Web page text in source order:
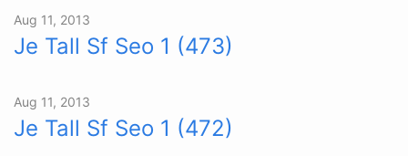
Aug 11, 2013
Je Tall Sf Seo 1 (473)
Aug 11, 2013
Je Tall Sf Seo 1 (472)